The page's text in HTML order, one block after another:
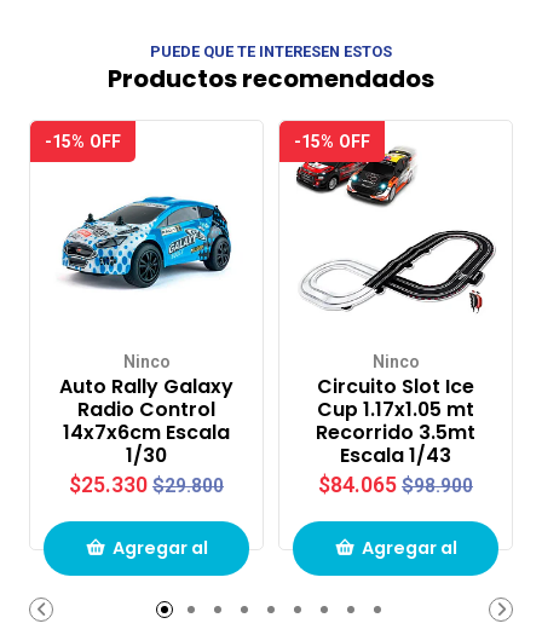
PUEDE QUE TE INTERESEN ESTOS
Productos recomendados
-15% OFF
Ninco
Auto Rally Galaxy
Radio Control
14x7x6cm Escala
1/30
$25.330 $29.800
Agregar al
carrito de
-15% OFF
Ninco
Circuito Slot Ice
Cup 1.17x1.05 mt
Recorrido 3.5mt
Escala 1/43
$84.065 $98.900
Agregar al
carrito de